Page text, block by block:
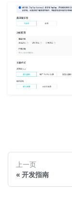
上一页
开发指南